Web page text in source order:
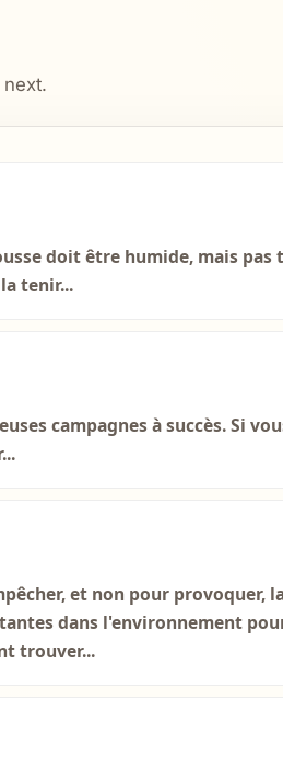
doit être humide, mais pas
tenir...
campagnes à succès. Si
et non pour provoquer,
dans l'environnement
trouver...